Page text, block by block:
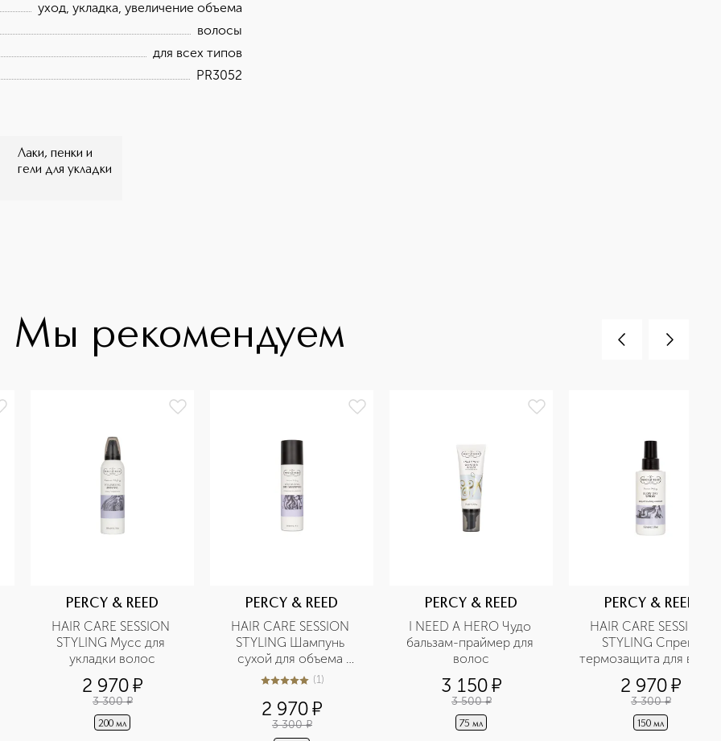
уход, укладка, увеличение объема
волосы
для всех типов
PR3052
Лаки, пенки и
гели для укладки
Мы рекомендуем
PERCY & REED
HAIR CARE SESSION
STYLING Мусс для
укладки волос
2 970¤
3 300 ¤
200 мл
PERCY & REED
HAIR CARE SESSION
STYLING Шампунь
сухой для объема
волос
5из 51 (1)
2 970¤
3 300 ¤
PERCY & REED
I NEED A HERO Чудо
бальзам-праймер для
волос
3 150¤
3 500 ¤
75 мл
PERCY & REED
HAIR CARE SESSION
STYLING Спрей-
термозащита для
2 970¤
3 300 ¤
150 мл